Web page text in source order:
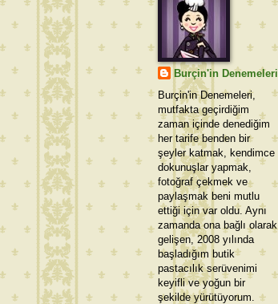
Burçin'in Denemeleri
Burçin'in Denemeleri,
mutfakta geçirdiğim
zaman içinde denediğim
her tarife benden bir
şeyler katmak, kendimce
dokunuşlar yapmak,
fotoğraf çekmek ve
paylaşmak beni mutlu
ettiği için var oldu. Aynı
zamanda ona bağlı olarak
gelişen, 2008 yılında
başladığım butik
pastacılık serüvenimi
keyifli ve yoğun bir
şekilde yürütüyorum.